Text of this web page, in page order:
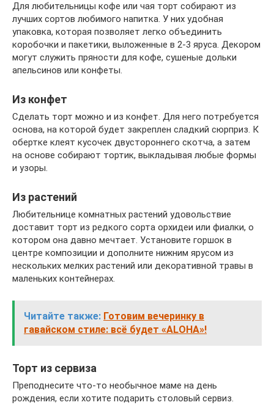
Для любительницы кофе или чая торт собирают из
лучших сортов любимого напитка. У них удобная
упаковка, которая позволяет легко объединить
коробочки и пакетики, выложенные в 2-3 яруса. Декором
могут служить пряности для кофе, сушеные дольки
апельсинов или конфеты.
Из конфет
Сделать торт можно и из конфет. Для него потребуется
основа, на которой будет закреплен сладкий сюрприз. К
обертке клеят кусочек двустороннего скотча, а затем
на основе собирают тортик, выкладывая любые формы
и узоры.
Из растений
Любительнице комнатных растений удовольствие
доставит торт из редкого сорта орхидеи или фиалки, о
котором она давно мечтает. Установите горшок в
центре композиции и дополните нижним ярусом из
нескольких мелких растений или декоративной травы в
маленьких контейнерах.
Читайте также: Готовим вечеринку в
гавайском стиле: всё будет «ALOHA»!
Торт из сервиза
Преподнесите что-то необычное маме на день
рождения, если хотите подарить столовый сервиз.